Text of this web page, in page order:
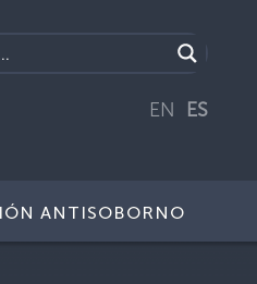
EN ES
ANTISOBORNO